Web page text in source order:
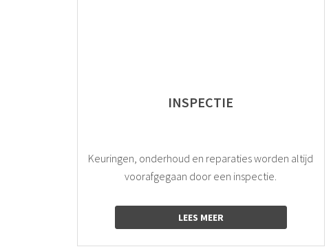
INSPECTIE
Keuringen, onderhoud en reparaties worden altijd
voorafgegaan door een inspectie.
LEES MEER